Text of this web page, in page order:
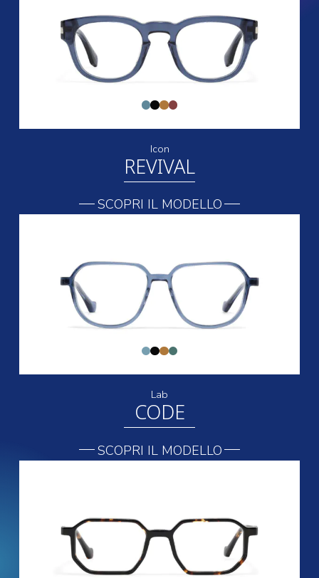
Icon
REVIVAL
SCOPRI IL MODELLO
Lab
CODE
SCOPRI IL MODELLO